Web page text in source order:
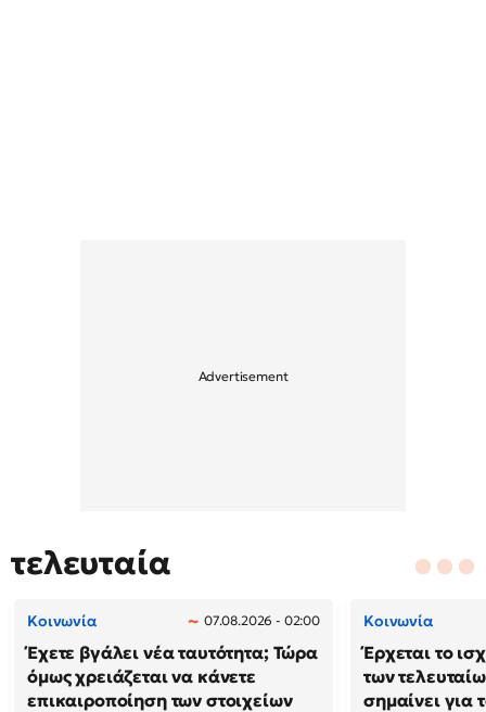
τελευταία
Κοινωνία 07.08.2026 - 02:00
Έχετε βγάλει νέα ταυτότητα; Τώρα
όμως χρειάζεται να κάνετε
επικαιροποίηση των στοιχείων
Κοινωνία
Έρχεται το
των
σημαίνει για